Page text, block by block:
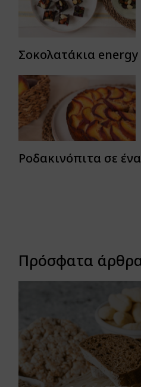
Σοκολατάκια energy
Ροδακινόπιτα σε
Πρόσφατα